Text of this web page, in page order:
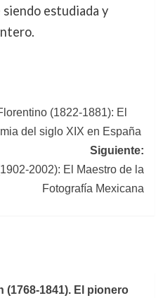
siendo estudiada y
(1822-1881): El
del siglo XIX en España
Siguiente:
2002): El Maestro de la
Fotografía Mexicana
(1768-1841). El pionero